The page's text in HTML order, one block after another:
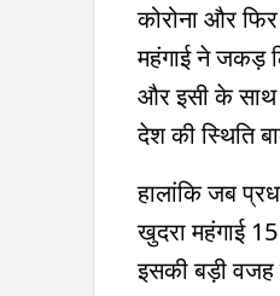
कोरोना और
महंगाई ने जकड़
और इसी के साथ
देश की स्थिति
हालांकि जब
खुदरा महंगाई
इसकी बड़ी वजह